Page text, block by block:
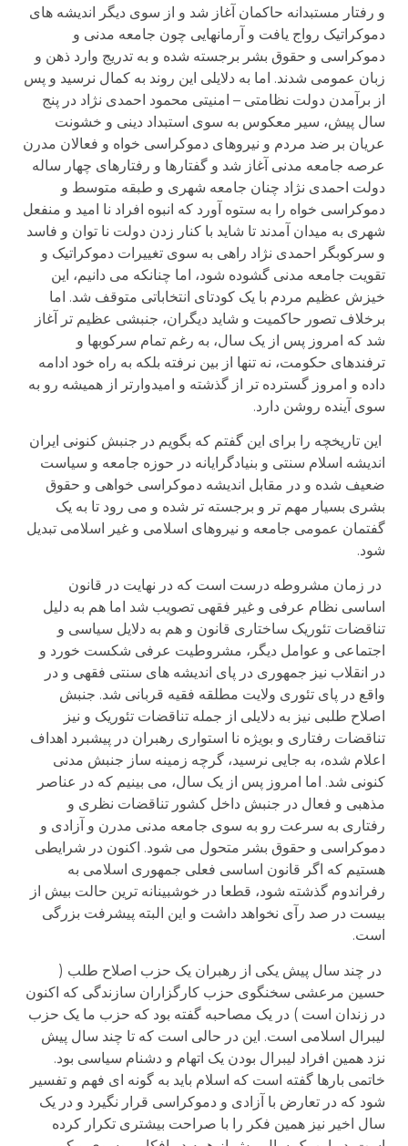
و رفتار مستبدانه حاکمان آغاز شد و از سوی دیگر اندیشه های
دموکراتیک رواج یافت و آرمانهایی چون جامعه مدنی و
دموکراسی و حقوق بشر برجسته شده و به تدریج وارد ذهن و
زبان عمومی شدند. اما به دلایلی این روند به کمال نرسید و پس
از برآمدن دولت نظامتی – امنیتی محمود احمدی نژاد در پنج
سال پیش، سیر معکوس به سوی استبداد دینی و خشونت
عریان بر ضد مردم و نیروهای دموکراسی خواه و فعالان مدرن
عرصه جامعه مدنی آغاز شد و گفتارها و رفتارهای چهار ساله
دولت احمدی نژاد چنان جامعه شهری و طبقه متوسط و
دموکراسی خواه را به ستوه آورد که انبوه افراد نا امید و منفعل
شهری به میدان آمدند تا شاید با کنار زدن دولت نا توان و فاسد
و سرکوبگر احمدی نژاد راهی به سوی تغییرات دموکراتیک و
تقویت جامعه مدنی گشوده شود، اما چنانکه می دانیم، این
خیزش عظیم مردم با یک کودتای انتخاباتی متوقف شد. اما
برخلاف تصور حاکمیت و شاید دیگران، جنبشی عظیم تر آغاز
شد که امروز پس از یک سال، به رغم تمام سرکوبها و
ترفندهای حکومت، نه تنها از بین نرفته بلکه به راه خود ادامه
داده و امروز گسترده تر از گذشته و امیدوارتر از همیشه رو به
سوی آینده روشن دارد.
این تاریخچه را برای این گفتم که بگویم در جنبش کنونی ایران
اندیشه اسلام سنتی و بنیادگرایانه در حوزه جامعه و سیاست
ضعیف شده و در مقابل اندیشه دموکراسی خواهی و حقوق
بشری بسیار مهم تر و برجسته تر شده و می رود تا به یک
گفتمان عمومی جامعه و نیروهای اسلامی و غیر اسلامی تبدیل
شود.
در زمان مشروطه درست است که در نهایت در قانون
اساسی نظام عرفی و غیر فقهی تصویب شد اما هم به دلیل
تناقضات تئوریک ساختاری قانون و هم به دلایل سیاسی و
اجتماعی و عوامل دیگر، مشروطیت عرفی شکست خورد و
در انقلاب نیز جمهوری در پای اندیشه های سنتی فقهی و در
واقع در پای تئوری ولایت مطلقه فقیه قربانی شد. جنبش
اصلاح طلبی نیز به دلایلی از جمله تناقضات تئوریک و نیز
تناقضات رفتاری و بویژه نا استواری رهبران در پیشبرد اهداف
اعلام شده، به جایی نرسید، گرچه زمینه ساز جنبش مدنی
کنونی شد. اما امروز پس از یک سال، می بینیم که در عناصر
مذهبی و فعال در جنبش داخل کشور تناقضات نظری و
رفتاری به سرعت رو به سوی جامعه مدنی مدرن و آزادی و
دموکراسی و حقوق بشر متحول می شود. اکنون در شرایطی
هستیم که اگر قانون اساسی فعلی جمهوری اسلامی به
رفراندوم گذشته شود، قطعا در خوشبینانه ترین حالت بیش از
بیست در صد رآی نخواهد داشت و این البته پیشرفت بزرگی
است.
در چند سال پیش یکی از رهبران یک حزب اصلاح طلب (
حسین مرعشی سخنگوی حزب کارگزاران سازندگی که اکنون
در زندان است ) در یک مصاحبه گفته بود که حزب ما یک حزب
لیبرال اسلامی است. این در حالی است که تا چند سال پیش
نزد همین افراد لیبرال بودن یک اتهام و دشنام سیاسی بود.
خاتمی بارها گفته است که اسلام باید به گونه ای فهم و تفسیر
شود که در تعارض با آزادی و دموکراسی قرار نگیرد و در یک
سال اخیر نیز همین فکر را با صراحت بیشتری تکرار کرده